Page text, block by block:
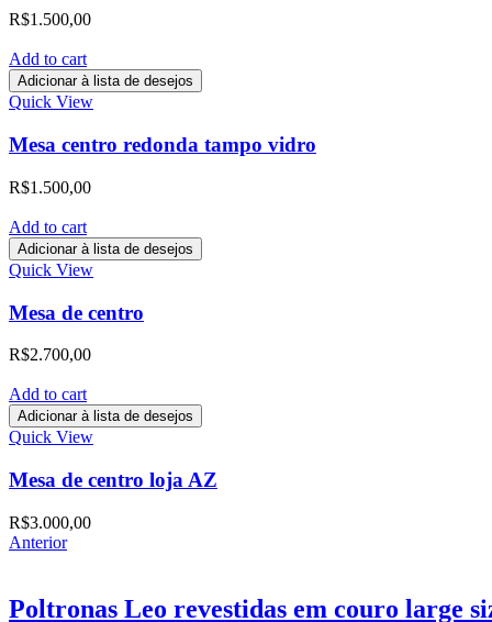
R$1.500,00
Add to cart
Adicionar à lista de desejos
Quick View
Mesa centro redonda tampo vidro
R$1.500,00
Add to cart
Adicionar à lista de desejos
Quick View
Mesa de centro
R$2.700,00
Add to cart
Adicionar à lista de desejos
Quick View
Mesa de centro loja AZ
R$3.000,00
Anterior
Poltronas Leo revestidas em couro large